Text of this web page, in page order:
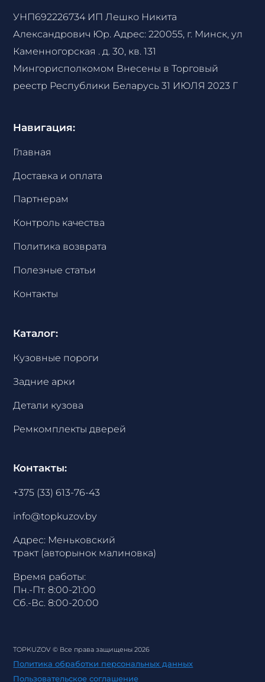
УНП692226734 ИП Лешко Никита
Александрович Юр. Адрес: 220055, г. Минск, ул
Каменногорская . д. 30, кв. 131
Мингорисполкомом Внесены в Торговый
реестр Республики Беларусь 31 ИЮЛЯ 2023 Г
Навигация:
Главная
Доставка и оплата
Партнерам
Контроль качества
Политика возврата
Полезные статьи
Контакты
Каталог:
Кузовные пороги
Задние арки
Детали кузова
Ремкомплекты дверей
Контакты:
+375 (33) 613-76-43
info@topkuzov.by
Адрес: Меньковский
тракт (авторынок малиновка)
Время работы:
Пн.-Пт. 8:00-21:00
Сб.-Вс. 8:00-20:00
TOPKUZOV © Все права защищены 2026
Политика обработки персональных данных
Пользовательское соглашение